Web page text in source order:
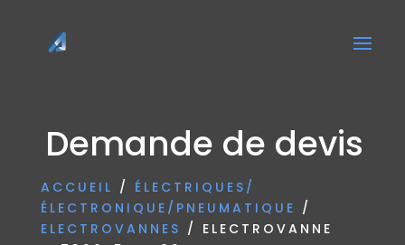
Demande de devis
ACCUEIL / ÉLECTRIQUES/
ÉLECTRONIQUE/PNEUMATIQUE /
ELECTROVANNES / ELECTROVANNE